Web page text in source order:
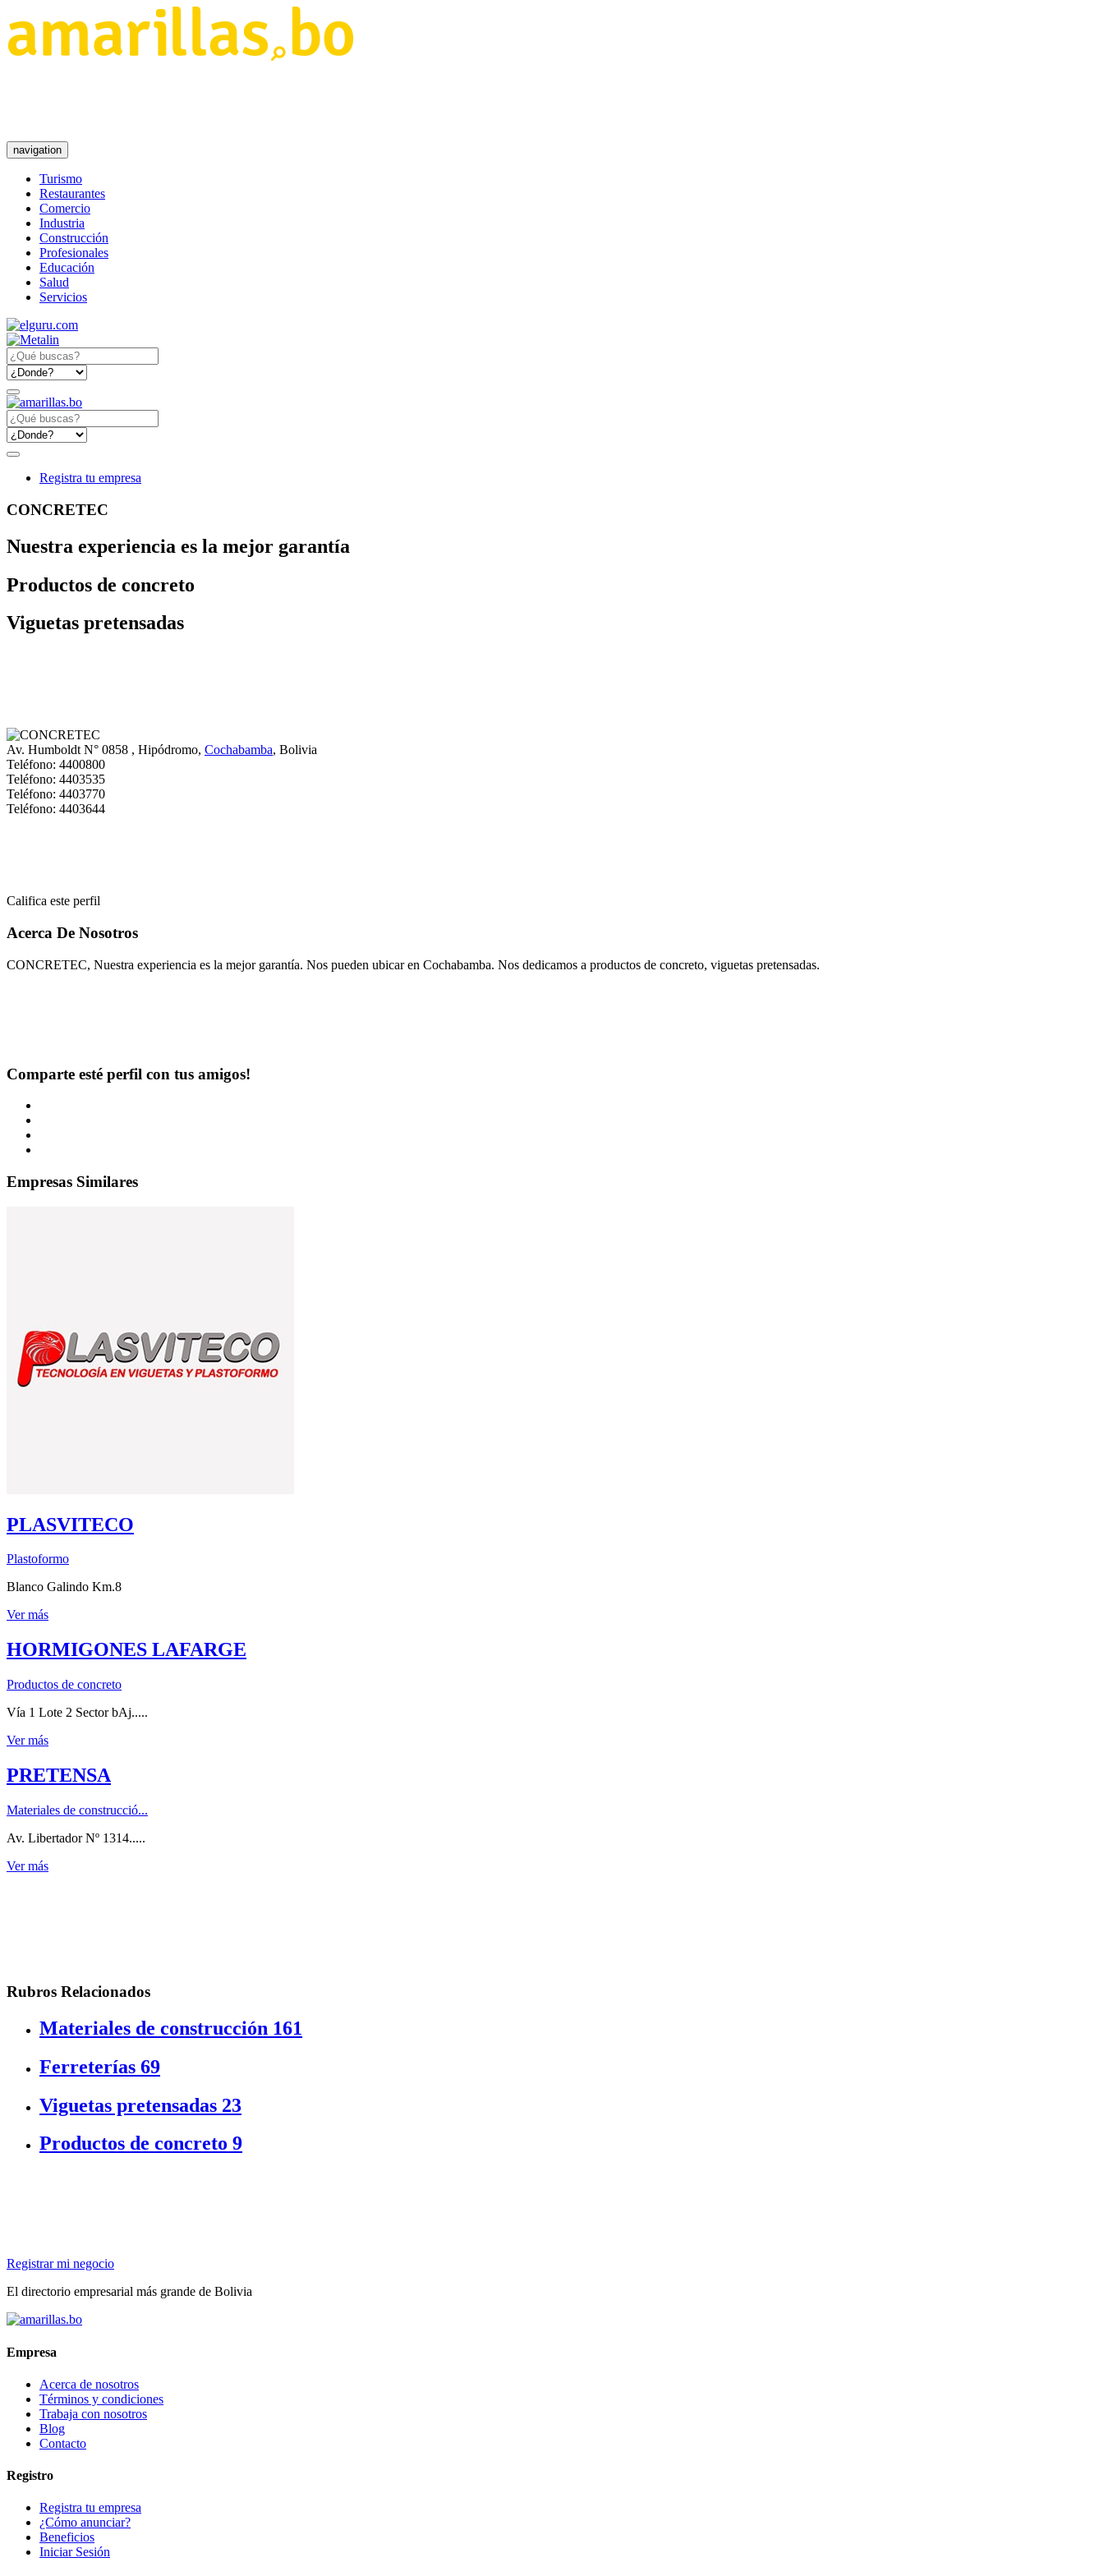
navigation
Turismo
Restaurantes
Comercio
Industria
Construcción
Profesionales
Educación
Salud
Servicios
Registra tu empresa
CONCRETEC
Nuestra experiencia es la mejor garantía
Productos de concreto
Viguetas pretensadas
Av. Humboldt N° 0858 , Hipódromo, Cochabamba, Bolivia
Teléfono: 4400800
Teléfono: 4403535
Teléfono: 4403770
Teléfono: 4403644
Califica este perfil
Acerca De Nosotros
CONCRETEC, Nuestra experiencia es la mejor garantía. Nos pueden ubicar en Cochabamba. Nos dedicamos a productos de concreto, viguetas pretensadas.
Comparte esté perfil con tus amigos!
Empresas Similares
PLASVITECO
Plastoformo
Blanco Galindo Km.8
Ver más
HORMIGONES LAFARGE
Productos de concreto
Vía 1 Lote 2 Sector bAj.....
Ver más
PRETENSA
Materiales de construcció...
Av. Libertador Nº 1314.....
Ver más
Rubros Relacionados
Materiales de construcción 161
Ferreterías 69
Viguetas pretensadas 23
Productos de concreto 9
Registrar mi negocio
El directorio empresarial más grande de Bolivia
Empresa
Acerca de nosotros
Términos y condiciones
Trabaja con nosotros
Blog
Contacto
Registro
Registra tu empresa
¿Cómo anunciar?
Beneficios
Iniciar Sesión